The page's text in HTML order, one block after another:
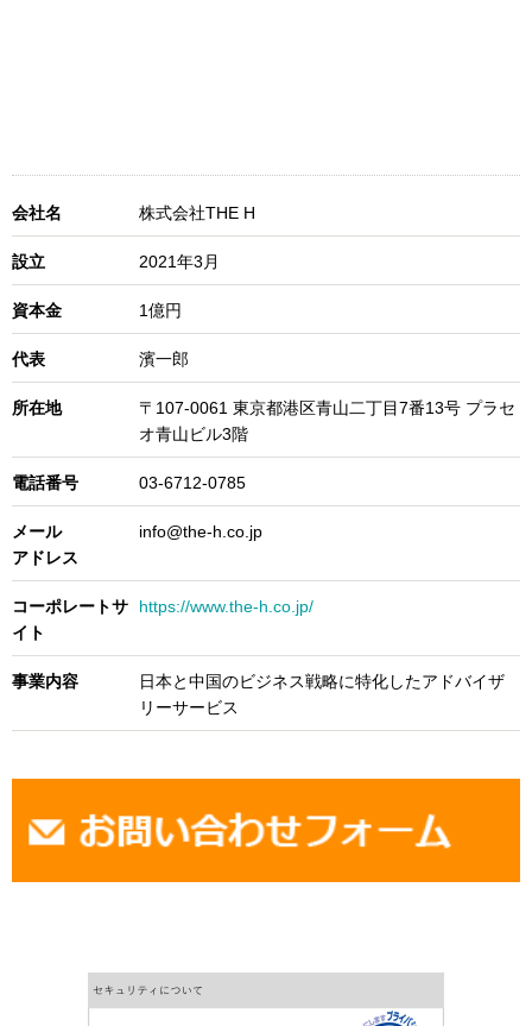
会社名 株式会社THE H
設立 2021年3月
資本金 1億円
代表 濱一郎
所在地
〒107-0061 東京都港区青山二丁目7番13号 プラセ
オ青山ビル3階
電話番号 03-6712-0785
メール
アドレス
info@the-h.co.jp
コーポレートサ
イト
https://www.the-h.co.jp/
事業内容
日本と中国のビジネス戦略に特化したアドバイザ
リーサービス